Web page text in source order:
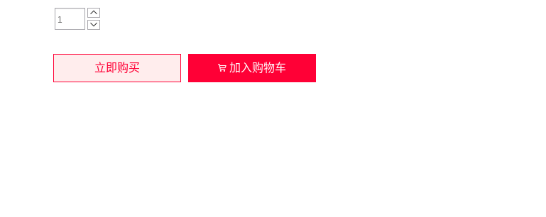
立即购买 加入购物车